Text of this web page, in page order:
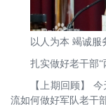
以人为本 竭诚服
扎实做好老干部
【上期回顾】
流如何做好军队老干